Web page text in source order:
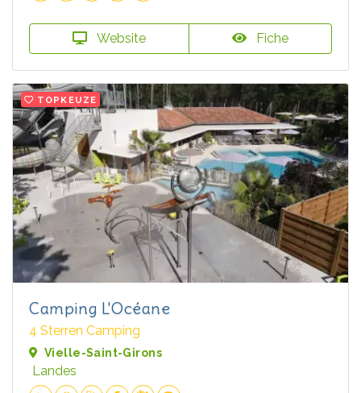
Website Fiche
TOPKEUZE
Camping L'Océane
4 Sterren Camping
Vielle-Saint-Girons
Landes